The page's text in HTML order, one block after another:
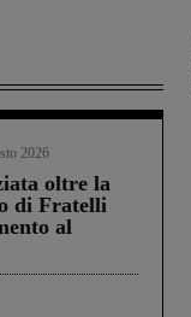
2026
oltre la
di Fratelli
al